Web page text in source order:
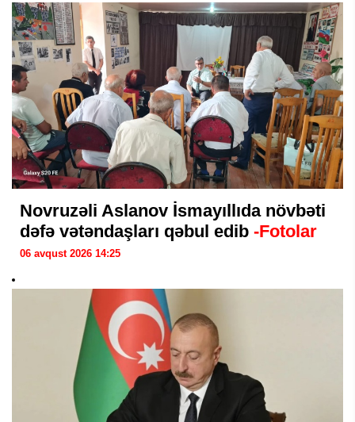
Novruzəli Aslanov İsmayıllıda növbəti
dəfə vətəndaşları qəbul edib -Fotolar
06 avqust 2026 14:25